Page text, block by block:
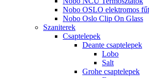
Nobo OSLO elektromos
Nobo Oslo Clip On Glass
Szaniterek
Csaptelepek
Deante csaptelepek
Lobo
Salt
Grohe csaptelepek